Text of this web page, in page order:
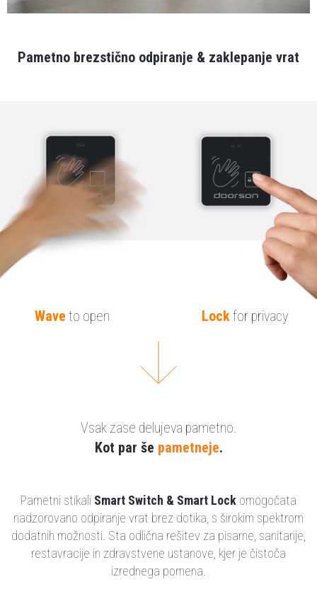
Pametno brezstično odpiranje & zaklepanje vrat
Wave to open Lock for privacy
Vsak zase delujeva pametno.
Kot par še pametneje.
Pametni stikali Smart Switch & Smart Lock omogočata
nadzorovano odpiranje vrat brez dotika, s širokim spektrom
dodatnih možnosti. Sta odlična rešitev za pisarne, sanitarije,
restavracije in zdravstvene ustanove, kjer je čistoča
izrednega pomena.